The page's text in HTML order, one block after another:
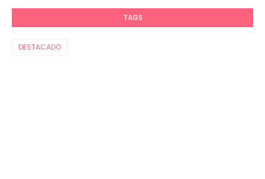
TAGS
DESTACADO